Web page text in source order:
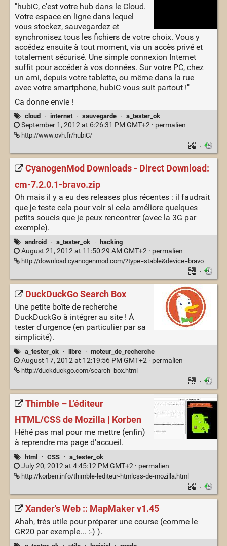
"hubiC, c'est votre hub dans le Cloud.
Votre espace en ligne dans lequel
vous stockez, sauvegardez et
synchronisez tous les fichiers de votre choix. Vous y
accédez ensuite à tout moment, via un accès privé et
totalement sécurisé. Une simple connexion Internet
suffit pour accéder à vos données. Sur votre PC, chez
un ami, depuis votre tablette, ou même dans la rue
avec votre smartphone, hubiC vous suit partout !"
Ca donne envie !
cloud · internet · sauvegarde · a_tester_ok
September 1, 2012 at 6:26:31 PM GMT+2 · permalien
http://www.ovh.fr/hubiC/
·
CyanogenMod Downloads - Direct Download:
cm-7.2.0.1-bravo.zip
Oh mais il y a eu des releases plus récentes : il faudrait
que je teste cela pour voir si cela améliore quelques
petits soucis que je peux rencontrer (avec la 3G par
exemple).
android · a_tester_ok · hacking
August 21, 2012 at 11:50:29 AM GMT+2 · permalien
http://download.cyanogenmod.com/?type=stable&device=bravo
·
DuckDuckGo Search Box
Une petite boîte de recherche
DuckDuckGo à intégrer au site ! À
tester d'urgence (en particulier par sa
simplicité).
a_tester_ok · libre · moteur_de_recherche
August 17, 2012 at 12:19:56 PM GMT+2 · permalien
http://duckduckgo.com/search_box.html
·
Thimble – L’éditeur
HTML/CSS de Mozilla | Korben
Héhé pas mal pour me mettre (enfin)
à reprendre ma page d'accueil.
html · CSS · a_tester_ok
July 20, 2012 at 4:45:12 PM GMT+2 · permalien
http://korben.info/thimble-lediteur-htmlcss-de-mozilla.html
·
Xander's Web :: MapMaker v1.45
Ahah, très utile pour préparer une course (comme le
GR20 par exemple... :-) ).